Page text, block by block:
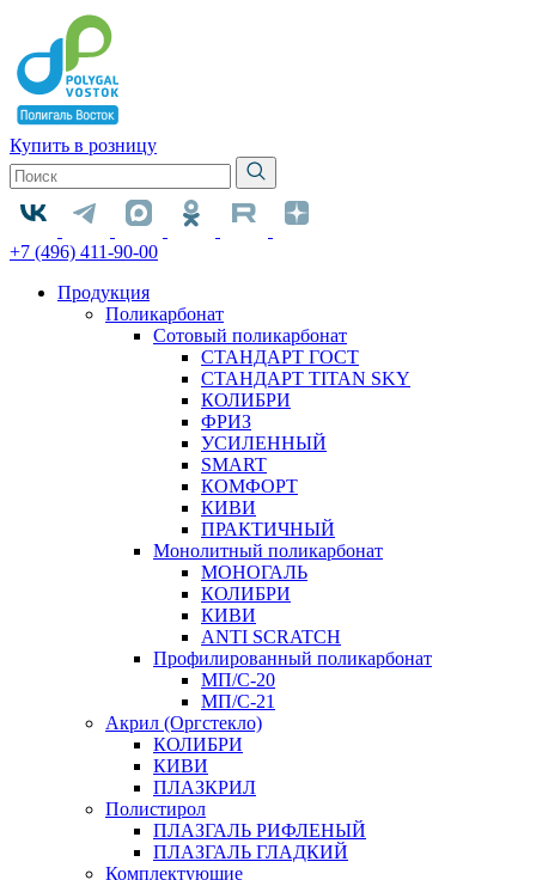
Купить в розницу
+7 (496) 411-90-00
Продукция
Поликарбонат
Сотовый поликарбонат
СТАНДАРТ ГОСТ
СТАНДАРТ TITAN SKY
КОЛИБРИ
ФРИЗ
УСИЛЕННЫЙ
SMART
КОМФОРТ
КИВИ
ПРАКТИЧНЫЙ
Монолитный поликарбонат
МОНОГАЛЬ
КОЛИБРИ
КИВИ
ANTI SCRATCH
Профилированный поликарбонат
МП/С-20
МП/С-21
Акрил (Оргстекло)
КОЛИБРИ
КИВИ
ПЛАЗКРИЛ
Полистирол
ПЛАЗГАЛЬ РИФЛЕНЫЙ
ПЛАЗГАЛЬ ГЛАДКИЙ
Комплектующие